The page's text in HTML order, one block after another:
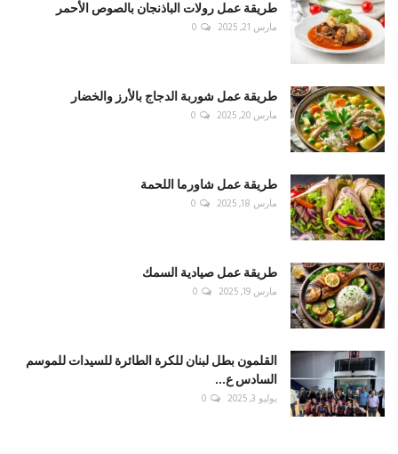
طريقة عمل رولات الباذنجان بالصوص الأحمر
مارس 21, 2025 0
طريقة عمل شوربة الدجاج بالأرز والخضار
مارس 20, 2025 0
طريقة عمل شاورما اللحمة
مارس 18, 2025 0
طريقة عمل صيادية السمك
مارس 19, 2025 0
القلمون بطل لبنان للكرة الطائرة للسيدات للموسم
السادس ع...
يوليو 3, 2025 0